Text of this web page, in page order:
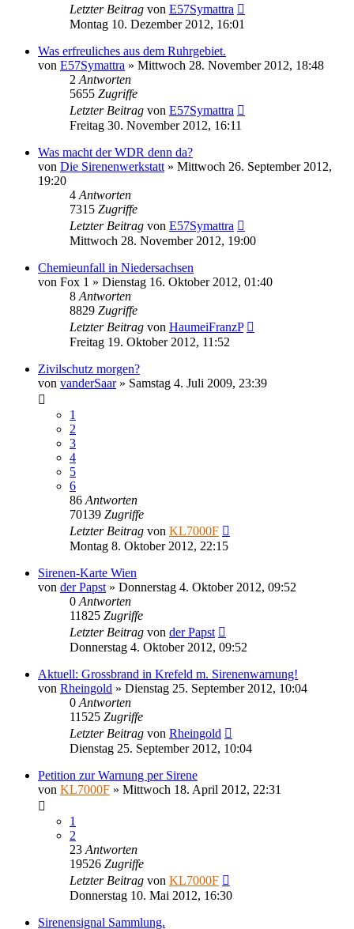
Letzter Beitrag von E57Symattra
Montag 10. Dezember 2012, 16:01
Was erfreuliches aus dem Ruhrgebiet.
von E57Symattra » Mittwoch 28. November 2012, 18:48
2 Antworten
5655 Zugriffe
Letzter Beitrag von E57Symattra
Freitag 30. November 2012, 16:11
Was macht der WDR denn da?
von Die Sirenenwerkstatt » Mittwoch 26. September 2012,
19:20
4 Antworten
7315 Zugriffe
Letzter Beitrag von E57Symattra
Mittwoch 28. November 2012, 19:00
Chemieunfall in Niedersachsen
von Fox 1 » Dienstag 16. Oktober 2012, 01:40
8 Antworten
8829 Zugriffe
Letzter Beitrag von HaumeiFranzP
Freitag 19. Oktober 2012, 11:52
Zivilschutz morgen?
von vanderSaar» Samstag 4. Juli 2009, 23:39
1
2
3
4
5
6
86 Antworten
70139 Zugriffe
Letzter Beitrag von KL7000F
Montag 8. Oktober 2012, 22:15
Sirenen-Karte Wien
von der Papst » Donnerstag 4. Oktober 2012, 09:52
0 Antworten
11825 Zugriffe
Letzter Beitrag von der Papst
Donnerstag 4. Oktober 2012, 09:52
Aktuell: Grossbrand in Krefeld m. Sirenenwarnung!
von Rheingold » Dienstag 25. September 2012, 10:04
0 Antworten
11525 Zugriffe
Letzter Beitrag von Rheingold
Dienstag 25. September 2012, 10:04
Petition zur Warnung per Sirene
von KL7000F » Mittwoch 18. April 2012, 22:31
1
2
23 Antworten
19526 Zugriffe
Letzter Beitrag von KL7000F
Donnerstag 10. Mai 2012, 16:30
Sirenensignal Sammlung.